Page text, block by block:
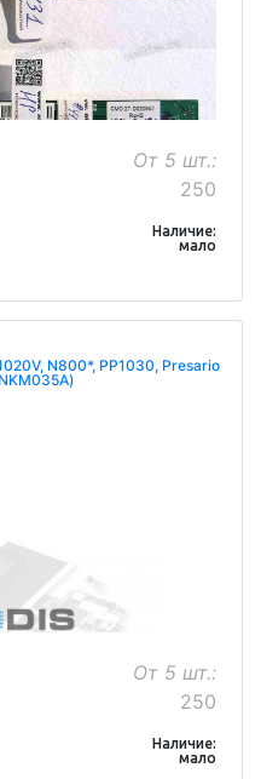
От 5 шт.:
250
Наличие:
мало
N800*, PP1030, Presario
От 5 шт.:
250
Наличие:
мало